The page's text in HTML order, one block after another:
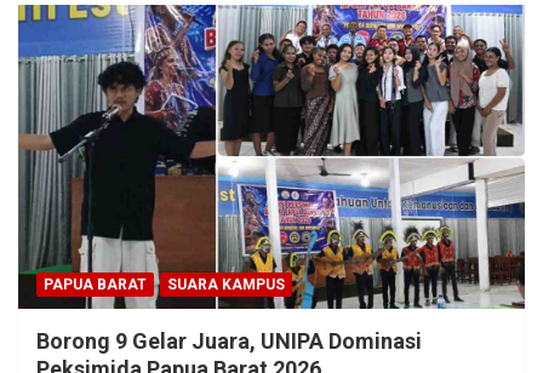
PAPUA BARAT SUARA KAMPUS
Borong 9 Gelar Juara, UNIPA Dominasi